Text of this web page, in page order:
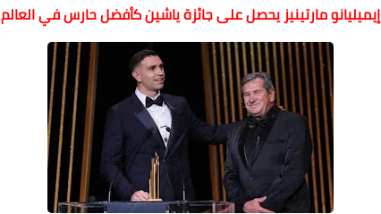
إيميليانو مارتينيز يحصل على جائزة ياشين كأفضل حارس في العالم